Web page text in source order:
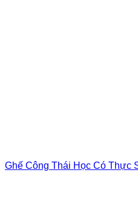
Ghế Công Thái Học Có Thực